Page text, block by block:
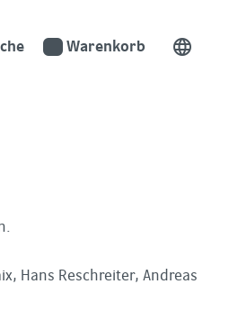
Warenkorb language
Hans Reschreiter, Andreas